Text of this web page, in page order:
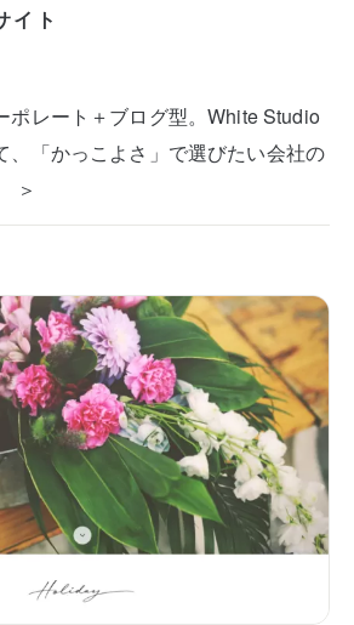
イト
ポレート＋ブログ型。White Studio
、「かっこよさ」で選びたい会社の
＞